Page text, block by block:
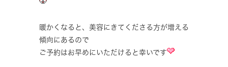
暖かくなると、美容にきてくださる方が増える
傾向にあるので
ご予約はお早めにいただけると幸いです